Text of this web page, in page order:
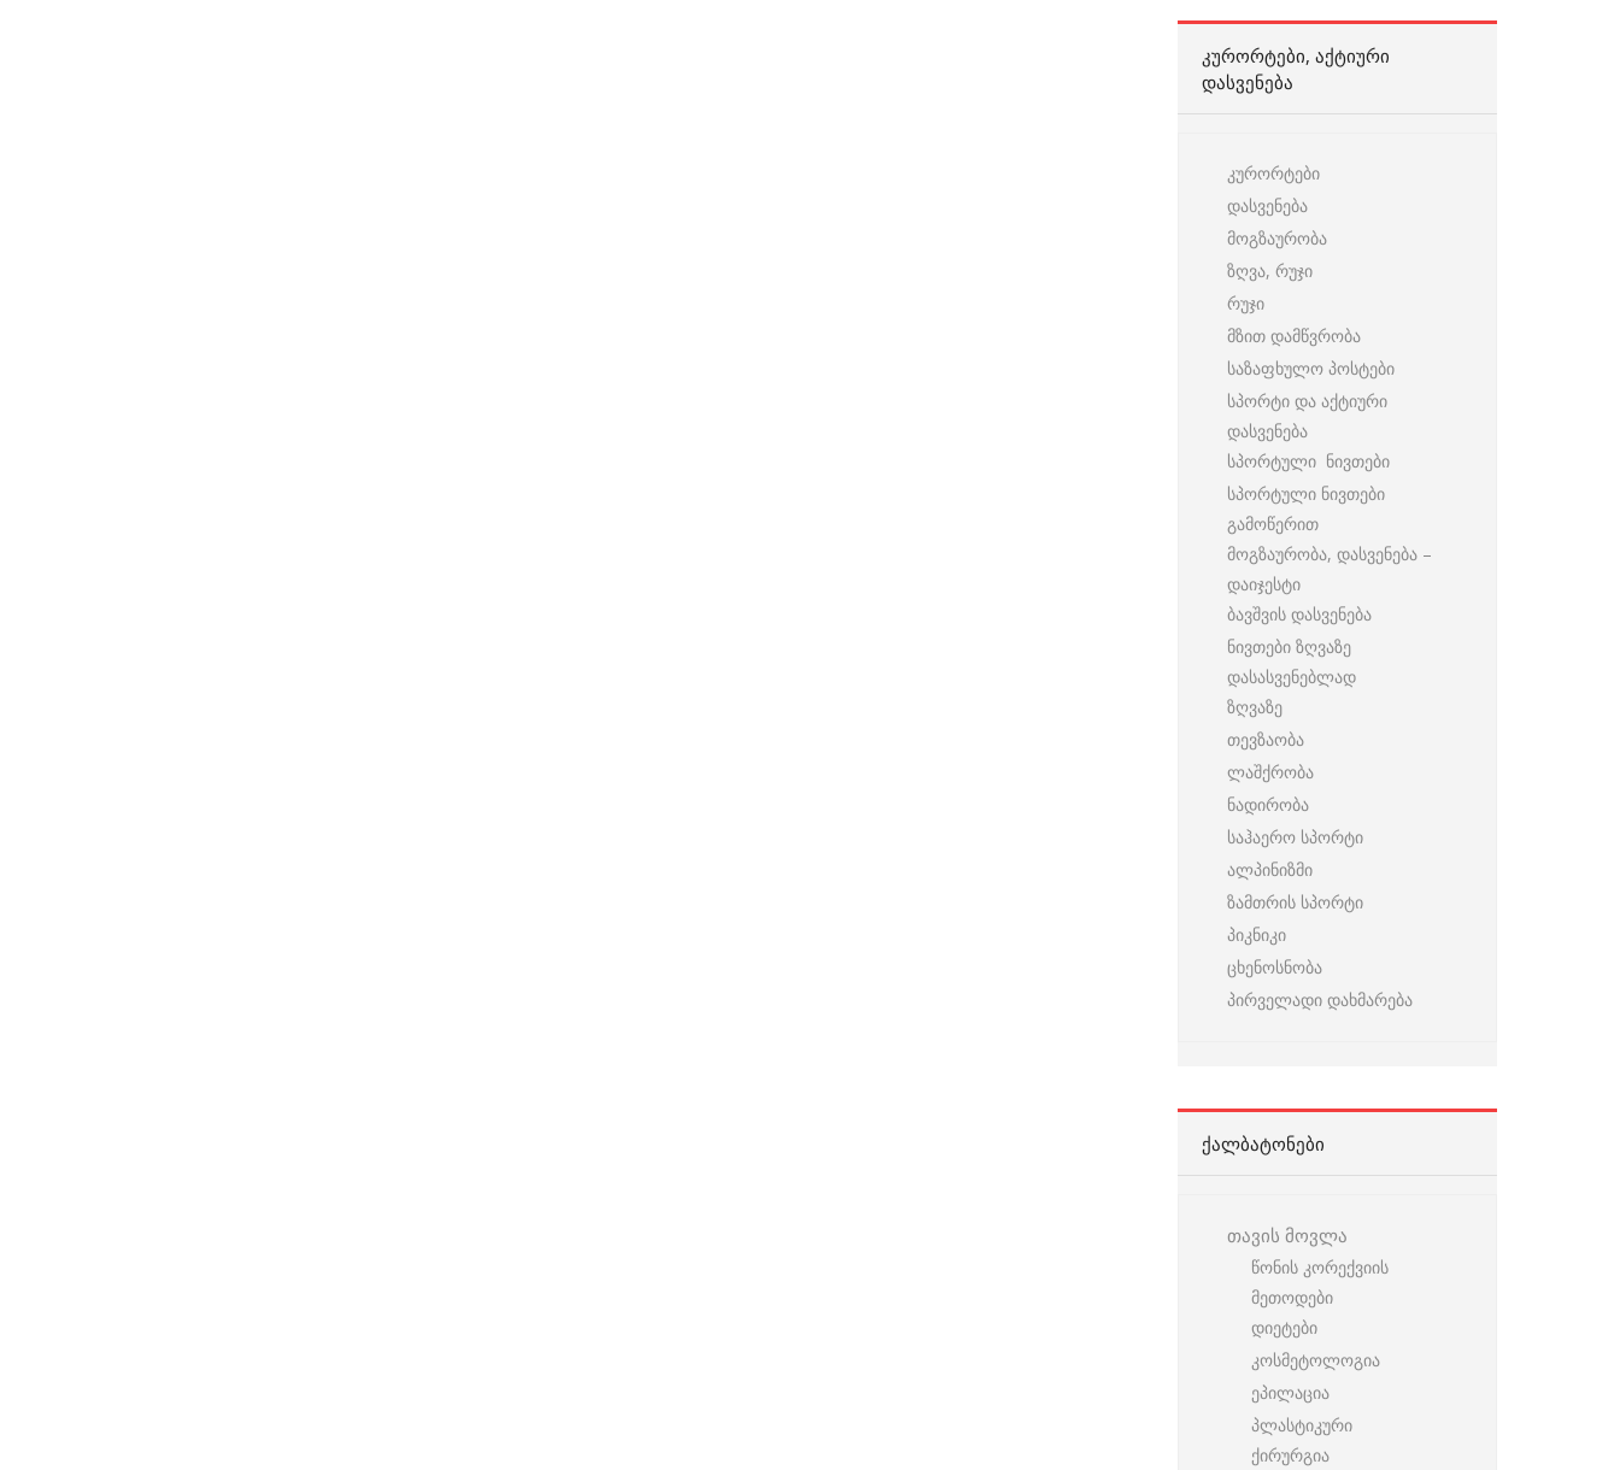
ᲙᲣᲠᲝᲠᲢᲔᲑᲘ, ᲐᲥᲢᲘᲣᲠᲘ
ᲓᲐᲡᲕᲔᲜᲔᲑᲐ
კურორტები
დასვენება
მოგზაურობა
ზღვა, რუჯი
რუჯი
მზით დამწვრობა
საზაფხულო პოსტები
სპორტი და აქტიური
დასვენება
სპორტული ნივთები
სპორტული ნივთები
გამოწერით
მოგზაურობა, დასვენება –
დაიჯესტი
ბავშვის დასვენება
ნივთები ზღვაზე
დასასვენებლად
ზღვაზე
თევზაობა
ლაშქრობა
ნადირობა
საჰაერო სპორტი
ალპინიზმი
ზამთრის სპორტი
პიკნიკი
ცხენოსნობა
პირველადი დახმარება
ᲥᲐᲚᲑᲐᲢᲝᲜᲔᲑᲘ
თავის მოვლა
წონის კორექვიის
მეთოდები
დიეტები
კოსმეტოლოგია
ეპილაცია
პლასტიკური
ქირურგია